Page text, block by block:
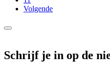
Volgende
Schrijf je in op de